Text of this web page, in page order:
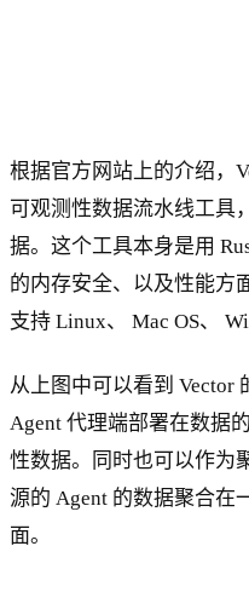
根据官方网站上的介绍，
可观测性数据流水线工具
据。这个工具本身是用
的内存安全、以及性能方
支持 Linux、 Mac OS、
从上图中可以看到 Vector
Agent 代理端部署在数据
性数据。同时也可以作为
源的 Agent 的数据聚合在
面。